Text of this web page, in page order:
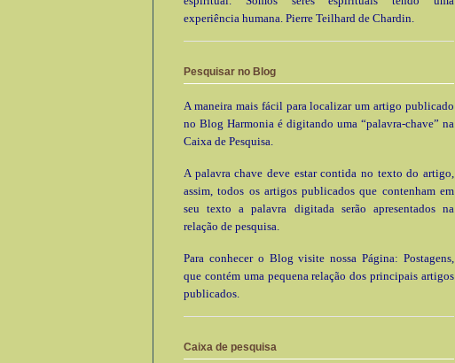
experiência humana. Pierre Teilhard de Chardin.
Pesquisar no Blog
A maneira mais fácil para localizar um artigo publicado
no Blog Harmonia é digitando uma “palavra-chave” na
Caixa de Pesquisa.
A palavra chave deve estar contida no texto do artigo,
assim, todos os artigos publicados que contenham em
seu texto a palavra digitada serão apresentados na
relação de pesquisa.
Para conhecer o Blog visite nossa Página: Postagens,
que contém uma pequena relação dos principais artigos
publicados.
Caixa de pesquisa